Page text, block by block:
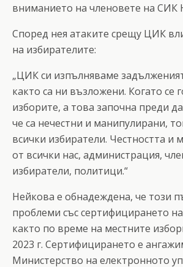
вниманието на членовете на СИК
Според нея атаките срещу ЦИК
на избирателите:
„ЦИК си изпълняваме
както са ни възложени. Когато се
изборите, а това започна преди
че са нечестни и манипулирани,
всички избиратели. Честността и
от всички нас, администрация,
избиратели, политици.“
Нейкова е обнадеждена, че този
проблеми със сертифицирането
както по време на местните
2023 г. Сертифицирането е
Министерство на електронното